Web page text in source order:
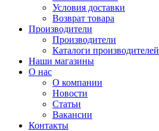
Условия доставки
Возврат товара
Производители
Производители
Каталоги производителей
Наши магазины
О нас
О компании
Новости
Статьи
Вакансии
Контакты